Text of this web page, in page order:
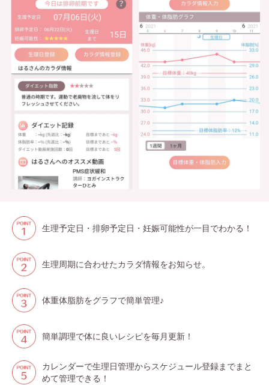
生理予定日・排卵予定日・妊娠可能性が一目でわかる！
生理周期に合わせたカラダ情報をお知らせ。
体重体脂肪をグラフで簡単管理♪
簡単調理で体に良いレシピを毎月更新！
カレンダーで生理日管理からスケジュール登録までまと
めて管理できる！